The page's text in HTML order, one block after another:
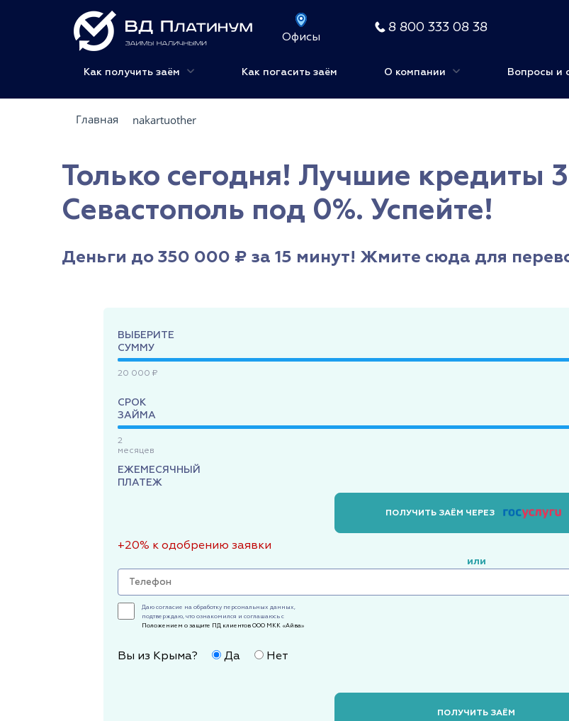
Офисы
8 800 333 08 38
Как получить заём Как погасить заём О компании Вопросы и
Главная nakartuother
Только сегодня! Лучшие кредиты
Севастополь под 0%. Успейте!
Деньги до 350 000 ₽ за 15 минут! Жмите сюда для
ВЫБЕРИТЕ
СУММУ
20 000 ₽
СРОК
ЗАЙМА
2
месяцев
ЕЖЕМЕСЯЧНЫЙ
ПЛАТЕЖ
ПОЛУЧИТЬ ЗАЁМ ЧЕРЕЗ
+20% к одобрению заявки
или
Даю согласие на обработку персональных данных,
подтверждаю, что ознакомился и соглашаюсь с
Положением о защите ПД клиентов ООО МКК «Айва»
Вы из Крыма? Да Нет
ПОЛУЧИТЬ ЗАЁМ